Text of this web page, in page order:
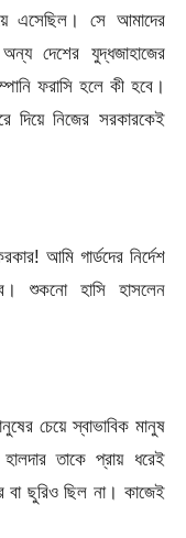
এসেছিল। সে আমাদের
দেশের যুদ্ধজাহাজের
ফরাসি হলে কী হবে।
দিয়ে নিজের সরকারকেই
আমি গার্ডদের নির্দেশ
শুকনো হাসি হাসলেন
চেয়ে স্বাভাবিক মানুষ
তাকে প্রায় ধরেই
বা ছুরিও ছিল না। কাজেই